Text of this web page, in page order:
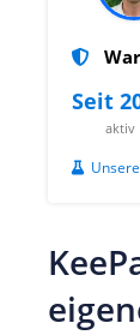
Seit
aktiv